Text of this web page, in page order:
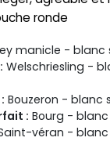
ronde
manicle -
Welschriesling -
Bouzeron - blanc
: Bourg -
véran - blanc